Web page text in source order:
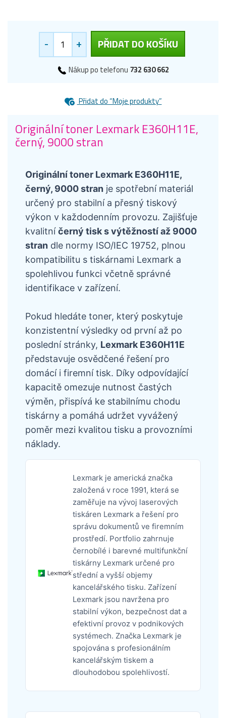
- + PŘIDAT DO KOŠÍKU
Nákup po telefonu 732 630 662
Přidat do “Moje produkty”
Originální toner Lexmark E360H11E,
černý, 9000 stran
Originální toner Lexmark E360H11E,
černý, 9000 stran je spotřební materiál
určený pro stabilní a přesný tiskový
výkon v každodenním provozu. Zajišťuje
kvalitníčerný tisk s výtěžností až 9000
stran dle normy ISO/IEC 19752, plnou
kompatibilitu s tiskárnami Lexmark a
spolehlivou funkci včetně správné
identifikace v zařízení.
Pokud hledáte toner, který poskytuje
konzistentní výsledky od první až po
poslední stránky, Lexmark E360H11E
představuje osvědčené řešení pro
domácí i firemní tisk. Díky odpovídající
kapacitě omezuje nutnost častých
výměn, přispívá ke stabilnímu chodu
tiskárny a pomáhá udržet vyvážený
poměr mezi kvalitou tisku a provozními
náklady.
Lexmark je americká značka
založená v roce 1991, která se
zaměřuje na vývoj laserových
tiskáren Lexmark a řešení pro
správu dokumentů ve firemním
prostředí. Portfolio zahrnuje
černobílé i barevné multifunkční
tiskárny Lexmark určené pro
střední a vyšší objemy
kancelářského tisku. Zařízení
Lexmark jsou navržena pro
stabilní výkon, bezpečnost dat a
efektivní provoz v podnikových
systémech. Značka Lexmark je
spojována s profesionálním
kancelářským tiskem a
dlouhodobou spolehlivostí.